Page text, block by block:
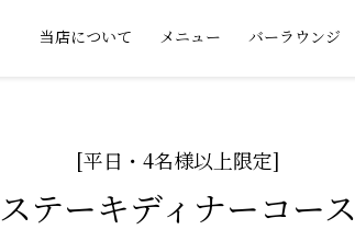
当店について メニュー バーラウンジ
[平日・4名様以上限定]
ステーキディナーコース